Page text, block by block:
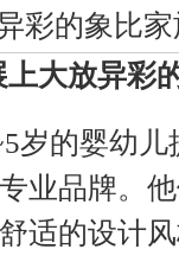
大放异彩
岁的婴幼
业品牌。
适的设计